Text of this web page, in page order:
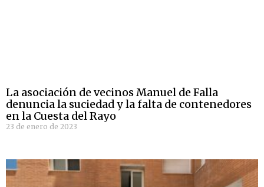
La asociación de vecinos Manuel de Falla
denuncia la suciedad y la falta de contenedores
en la Cuesta del Rayo
23 de enero de 2023